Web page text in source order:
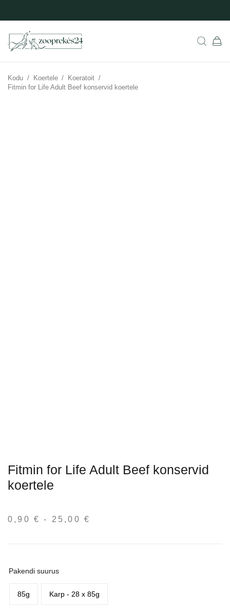
Kodu / Koertele / Koeratoit /
Fitmin for Life Adult Beef konservid koertele
Fitmin for Life Adult Beef konservid
koertele
0,90 € - 25,00€
Pakendi suurus
85g Karp - 28 x 85g